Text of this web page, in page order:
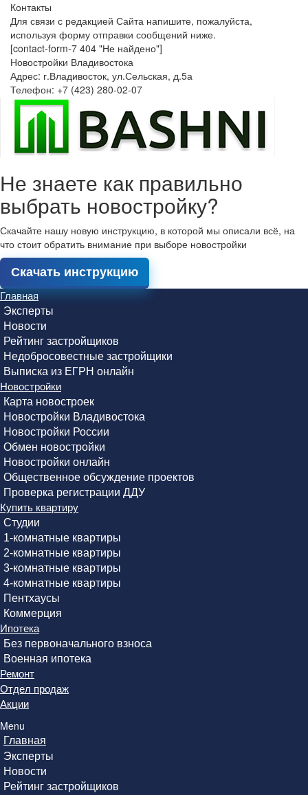
Контакты
Для связи с редакцией Сайта напишите, пожалуйста,
используя форму отправки сообщений ниже.
[contact-form-7 404 "Не найдено"]
Новостройки Владивостока
Адрес: г.Владивосток, ул.Сельская, д.5а
Телефон: +7 (423) 280-02-07
Не знаете как правильно
выбрать новостройку?
Скачайте нашу новую инструкцию, в которой мы описали всё, на
что стоит обратить внимание при выборе новостройки
Скачать инструкцию
Главная
Эксперты
Новости
Рейтинг застройщиков
Недобросовестные застройщики
Выписка из ЕГРН онлайн
Новостройки
Карта новостроек
Новостройки Владивостока
Новостройки России
Обмен новостройки
Новостройки онлайн
Общественное обсуждение проектов
Проверка регистрации ДДУ
Купить квартиру
Студии
1-комнатные квартиры
2-комнатные квартиры
3-комнатные квартиры
4-комнатные квартиры
Пентхаусы
Коммерция
Ипотека
Без первоначального взноса
Военная ипотека
Ремонт
Отдел продаж
Акции
Menu
Главная
Эксперты
Новости
Рейтинг застройщиков